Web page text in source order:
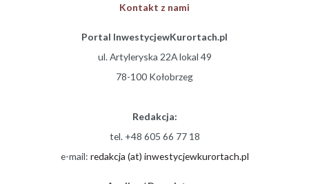
Kontakt z nami
Portal InwestycjewKurortach.pl
ul. Artyleryska 22A lokal 49
78-100 Kołobrzeg
Redakcja:
tel. +48 605 66 77 18
e-mail: redakcja (at) inwestycjewkurortach.pl